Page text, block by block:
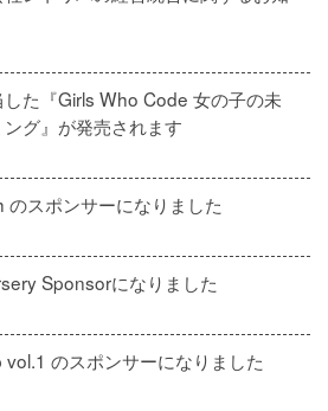
た『Girls Who Code 女の子の未
グ』が発売されます
スポンサーになりました
Sponsorになりました
のスポンサーになりました